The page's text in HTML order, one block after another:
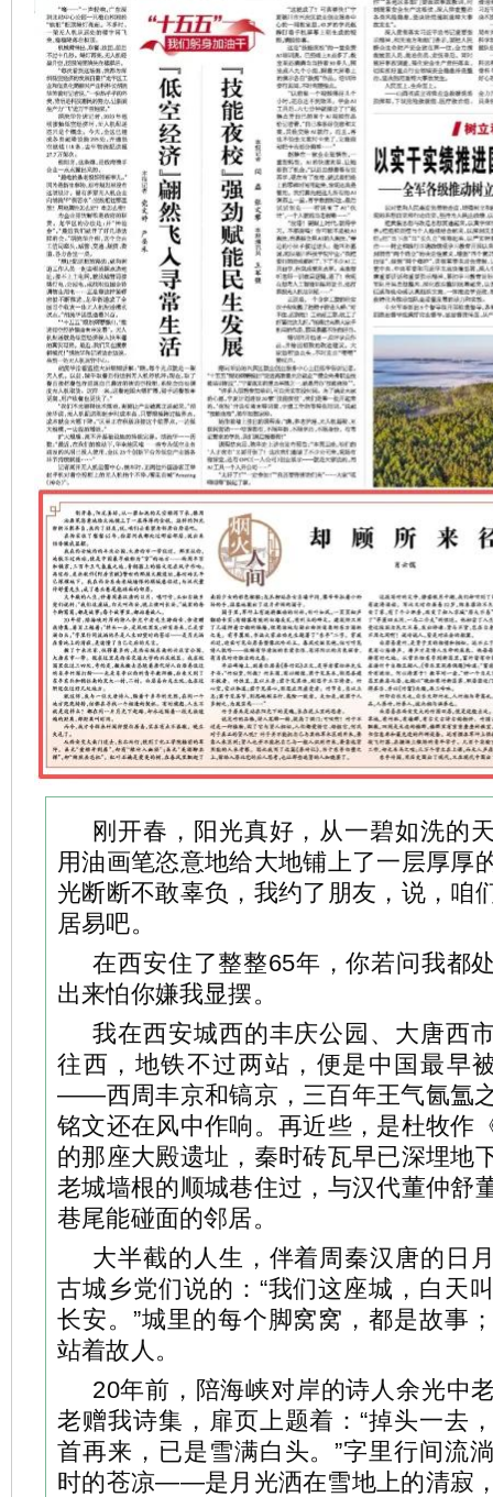
刚开春，阳光真好，从一碧如洗的
用油画笔恣意地给大地铺上了一层厚厚
光断断不敢辜负，我约了朋友，说，咱
居易吧。
在西安住了整整65年，你若问我都
出来怕你嫌我显摆。
我在西安城西的丰庆公园、大唐西
往西，地铁不过两站，便是中国最早
——西周丰京和镐京，三百年王气氤氲
铭文还在风中作响。再近些，是杜牧作
的那座大殿遗址，秦时砖瓦早已深埋地
老城墙根的顺城巷住过，与汉代董仲舒
巷尾能碰面的邻居。
大半截的人生，伴着周秦汉唐的日
古城乡党们说的：“我们这座城，白天
长安。”城里的每个脚窝窝，都是故事
站着故人。
20年前，陪海峡对岸的诗人余光中
老赠我诗集，扉页上题着：“掉头一去
首再来，已是雪满白头。”字里行间流
时的苍凉——是月光洒在雪地上的清寂